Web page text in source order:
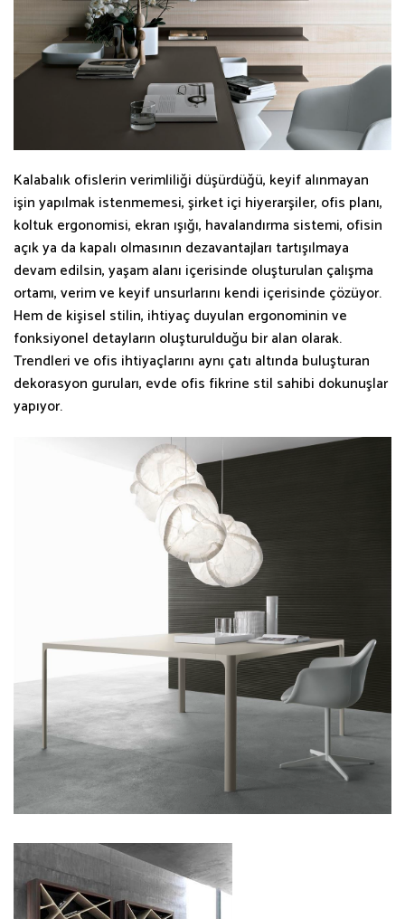
Kalabalık ofislerin verimliliği düşürdüğü, keyif alınmayan
işin yapılmak istenmemesi, şirket içi hiyerarşiler, ofis planı,
koltuk ergonomisi, ekran ışığı, havalandırma sistemi, ofisin
açık ya da kapalı olmasının dezavantajları tartışılmaya
devam edilsin, yaşam alanı içerisinde oluşturulan çalışma
ortamı, verim ve keyif unsurlarını kendi içerisinde çözüyor.
Hem de kişisel stilin, ihtiyaç duyulan ergonominin ve
fonksiyonel detayların oluşturulduğu bir alan olarak.
Trendleri ve ofis ihtiyaçlarını aynı çatı altında buluşturan
dekorasyon guruları, evde ofis fikrine stil sahibi dokunuşlar
yapıyor.